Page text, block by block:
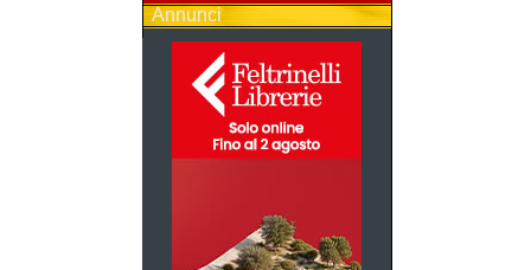
Annunci